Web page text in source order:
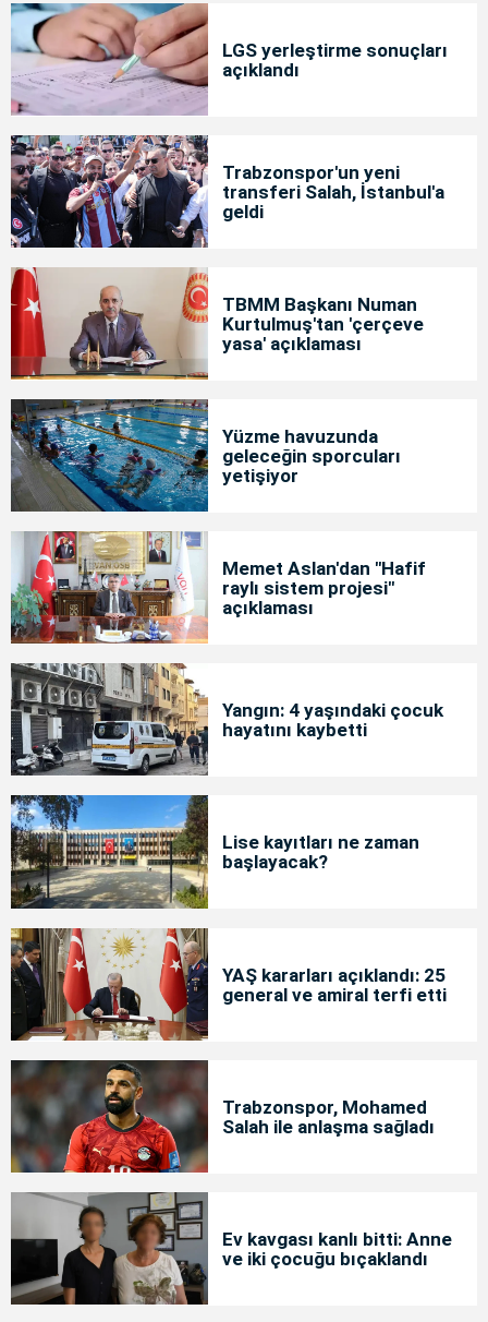
LGS yerleştirme sonuçları
açıklandı
Trabzonspor'un yeni
transferi Salah, İstanbul'a
geldi
TBMM Başkanı Numan
Kurtulmuş'tan 'çerçeve
yasa' açıklaması
Yüzme havuzunda
geleceğin sporcuları
yetişiyor
Memet Aslan'dan "Hafif
raylı sistem projesi"
açıklaması
Yangın: 4 yaşındaki çocuk
hayatını kaybetti
Lise kayıtları ne zaman
başlayacak?
YAŞ kararları açıklandı: 25
general ve amiral terfi etti
Trabzonspor, Mohamed
Salah ile anlaşma sağladı
Ev kavgası kanlı bitti: Anne
ve iki çocuğu bıçaklandı